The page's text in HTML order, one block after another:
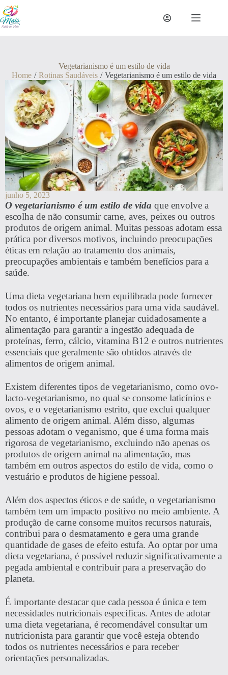
Vegetarianismo é um estilo de vida
Home / Rotinas Saudáveis / Vegetarianismo é um estilo de vida
junho 5, 2023
O vegetarianismo é um estilo de vida que envolve a
escolha de não consumir carne, aves, peixes ou outros
produtos de origem animal. Muitas pessoas adotam essa
prática por diversos motivos, incluindo preocupações
éticas em relação ao tratamento dos animais,
preocupações ambientais e também benefícios para a
saúde.
Uma dieta vegetariana bem equilibrada pode fornecer
todos os nutrientes necessários para uma vida saudável.
No entanto, é importante planejar cuidadosamente a
alimentação para garantir a ingestão adequada de
proteínas, ferro, cálcio, vitamina B12 e outros nutrientes
essenciais que geralmente são obtidos através de
alimentos de origem animal.
Existem diferentes tipos de vegetarianismo, como ovo-
lacto-vegetarianismo, no qual se consome laticínios e
ovos, e o vegetarianismo estrito, que exclui qualquer
alimento de origem animal. Além disso, algumas
pessoas adotam o veganismo, que é uma forma mais
rigorosa de vegetarianismo, excluindo não apenas os
produtos de origem animal na alimentação, mas
também em outros aspectos do estilo de vida, como o
vestuário e produtos de higiene pessoal.
Além dos aspectos éticos e de saúde, o vegetarianismo
também tem um impacto positivo no meio ambiente. A
produção de carne consome muitos recursos naturais,
contribui para o desmatamento e gera uma grande
quantidade de gases de efeito estufa. Ao optar por uma
dieta vegetariana, é possível reduzir significativamente a
pegada ambiental e contribuir para a preservação do
planeta.
É importante destacar que cada pessoa é única e tem
necessidades nutricionais específicas. Antes de adotar
uma dieta vegetariana, é recomendável consultar um
nutricionista para garantir que você esteja obtendo
todos os nutrientes necessários e para receber
orientações personalizadas.